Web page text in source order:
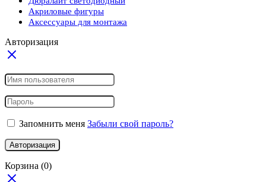
Акриловые фигуры
Аксессуары для монтажа
Авторизация
Запомнить меня Забыли свой пароль?
Авторизация
Корзина (0)